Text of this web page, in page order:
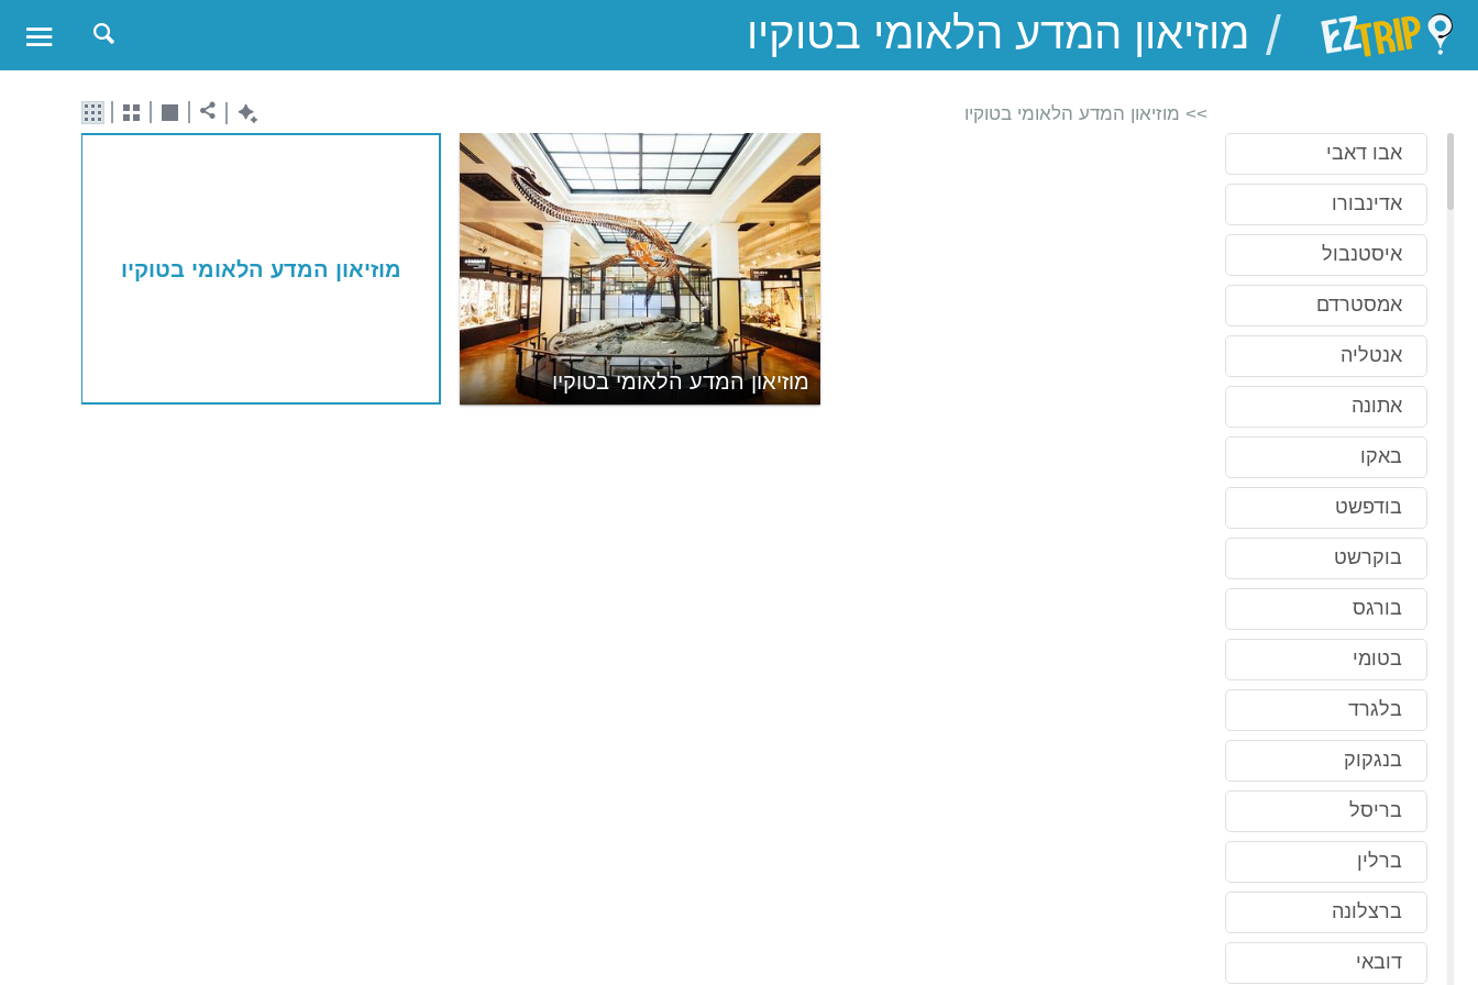
EZTrip
/
אבו דאבי
אדינבורו
איסטנבול
אמסטרדם
אנטליה
אתונה
באקו
בודפשט
בוקרשט
בורגס
בטומי
בלגרד
בנגקוק
בריסל
ברלין
ברצלונה
דובאי
>> מוזיאון המדע הלאומי בטוקיו
מוזיאון המדע הלאומי בטוקיו
מוזיאון המדע הלאומי בטוקיו